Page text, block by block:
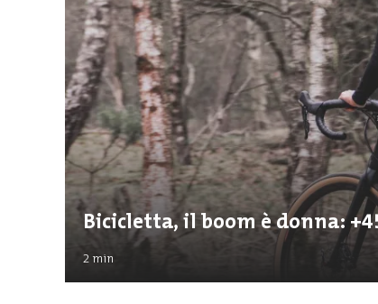
Bicicletta, il boom è donna:
2 min